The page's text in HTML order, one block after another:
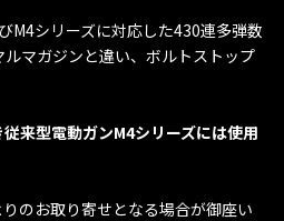
M4シリーズに対応した430連多弾数
マガジンと違い、ボルトストップ
来型電動ガンM4シリーズには使用
のお取り寄せとなる場合が御座い